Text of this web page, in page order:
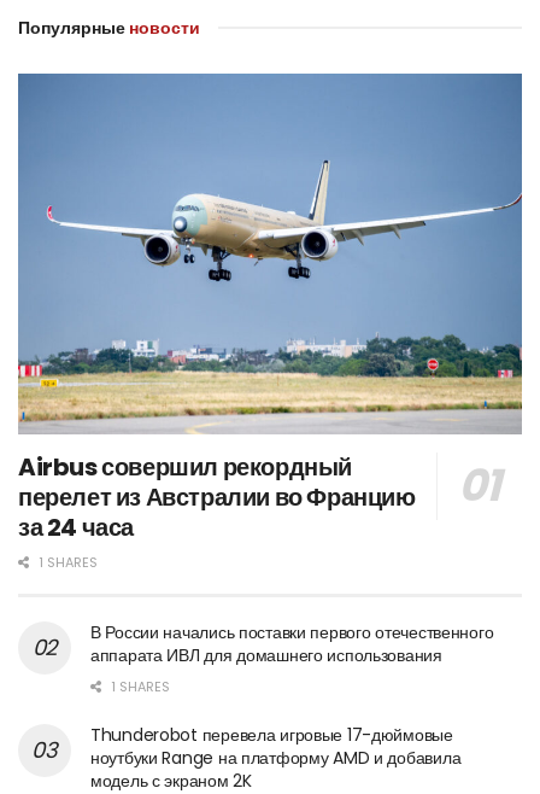
Популярные новости
Airbus совершил рекордный
перелет из Австралии во Францию
за 24 часа
1 SHARES
В России начались поставки первого отечественного
аппарата ИВЛ для домашнего использования
1 SHARES
Thunderobot перевела игровые 17-дюймовые
ноутбуки Range на платформу AMD и добавила
модель с экраном 2K